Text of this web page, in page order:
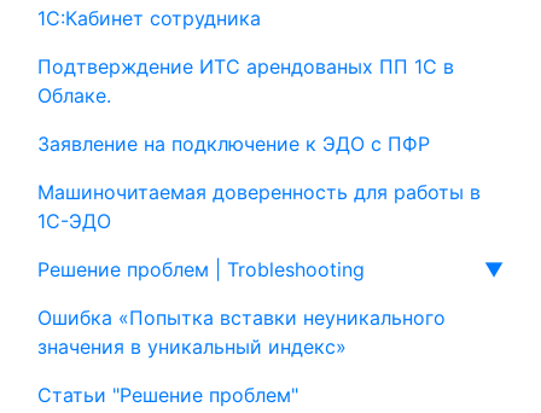
1С:Кабинет сотрудника
Подтверждение ИТС арендованых ПП 1С в
Облаке.
Заявление на подключение к ЭДО с ПФР
Машиночитаемая доверенность для работы в
1С-ЭДО
Решение проблем | Trobleshooting
▼
Ошибка «Попытка вставки неуникального
значения в уникальный индекс»
Статьи "Решение проблем"